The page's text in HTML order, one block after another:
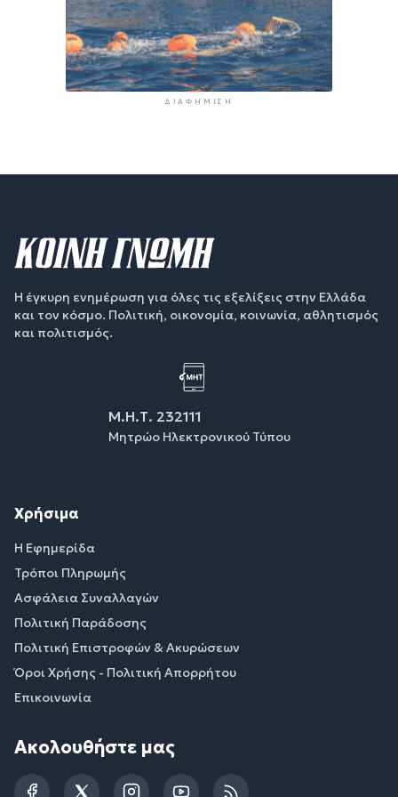
ΔΙΑΦΉΜΙΣΗ
Η έγκυρη ενημέρωση για όλες τις εξελίξεις στην Ελλάδα
και τον κόσμο. Πολιτική, οικονομία, κοινωνία, αθλητισμός
και πολιτισμός.
Μ.Η.Τ. 232111
Μητρώο Ηλεκτρονικού Τύπου
Χρήσιμα
Η Εφημερίδα
Τρόποι Πληρωμής
Ασφάλεια Συναλλαγών
Πολιτική Παράδοσης
Πολιτική Επιστροφών & Ακυρώσεων
Όροι Χρήσης - Πολιτική Απορρήτου
Επικοινωνία
Ακολουθήστε μας